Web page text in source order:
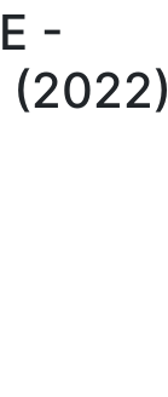
-
(2022)